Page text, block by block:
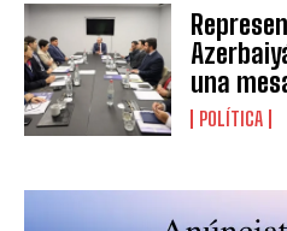
una
POLÍTICA